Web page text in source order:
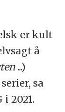
er kult
å
...)
sa
2021.